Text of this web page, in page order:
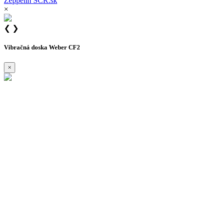
×
❮ ❯
Vibračná doska Weber CF2
×